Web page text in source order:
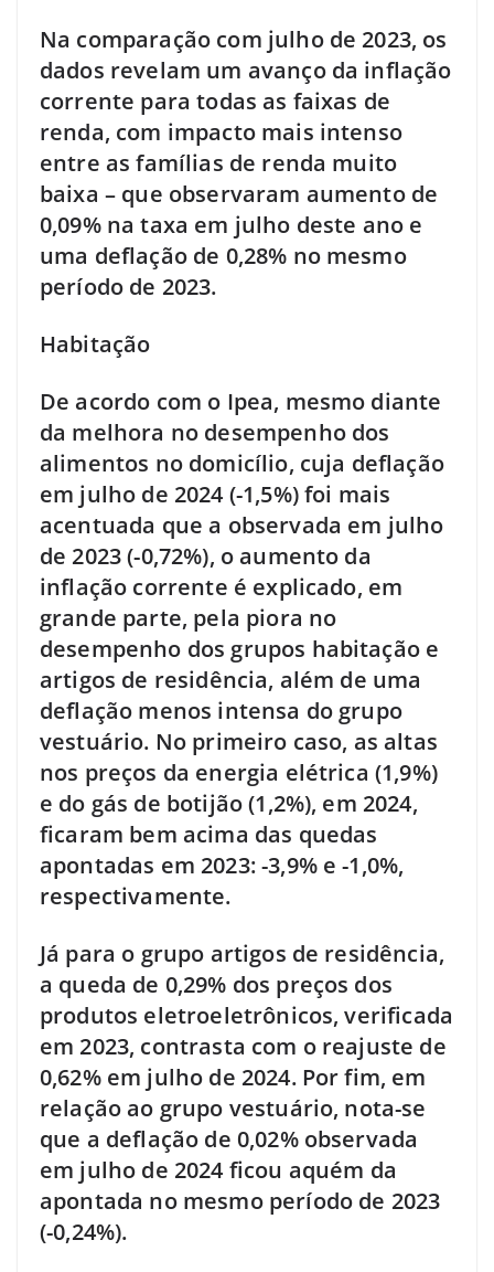
Na comparação com julho de 2023, os
dados revelam um avanço da inflação
corrente para todas as faixas de
renda, com impacto mais intenso
entre as famílias de renda muito
baixa – que observaram aumento de
0,09% na taxa em julho deste ano e
uma deflação de 0,28% no mesmo
período de 2023.
Habitação
De acordo com o Ipea, mesmo diante
da melhora no desempenho dos
alimentos no domicílio, cuja deflação
em julho de 2024 (-1,5%) foi mais
acentuada que a observada em julho
de 2023 (-0,72%), o aumento da
inflação corrente é explicado, em
grande parte, pela piora no
desempenho dos grupos habitação e
artigos de residência, além de uma
deflação menos intensa do grupo
vestuário. No primeiro caso, as altas
nos preços da energia elétrica (1,9%)
e do gás de botijão (1,2%), em 2024,
ficaram bem acima das quedas
apontadas em 2023: -3,9% e -1,0%,
respectivamente.
Já para o grupo artigos de residência,
a queda de 0,29% dos preços dos
produtos eletroeletrônicos, verificada
em 2023, contrasta com o reajuste de
0,62% em julho de 2024. Por fim, em
relação ao grupo vestuário, nota-se
que a deflação de 0,02% observada
em julho de 2024 ficou aquém da
apontada no mesmo período de 2023
(-0,24%).